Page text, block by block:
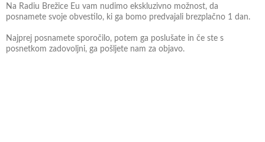
Na Radiu Brežice Eu vam nudimo ekskluzivno možnost, da
posnamete svoje obvestilo, ki ga bomo predvajali brezplačno 1 dan.
Najprej posnamete sporočilo, potem ga poslušate in če ste s
posnetkom zadovoljni, ga pošljete nam za objavo.